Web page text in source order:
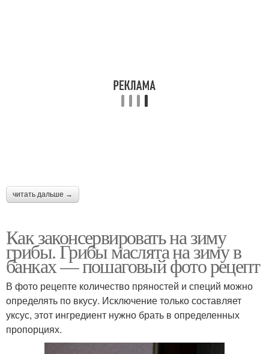
читать дальше →
Как законсервировать на зиму
грибы. Грибы маслята на зиму в
банках — пошаговый фото рецепт
В фото рецепте количество пряностей и специй можно
определять по вкусу. Исключение только составляет
уксус, этот ингредиент нужно брать в определенных
пропорциях.